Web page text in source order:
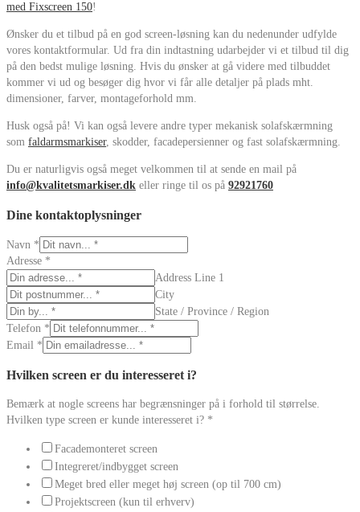
med Fixscreen 150!
Ønsker du et tilbud på en god screen-løsning kan du nedenunder udfylde
vores kontaktformular. Ud fra din indtastning udarbejder vi et tilbud til dig
på den bedst mulige løsning. Hvis du ønsker at gå videre med tilbuddet
kommer vi ud og besøger dig hvor vi får alle detaljer på plads mht.
dimensioner, farver, montageforhold mm.
Husk også på! Vi kan også levere andre typer mekanisk solafskærmning
som faldarmsmarkiser, skodder, facadepersienner og fast solafskærmning.
Du er naturligvis også meget velkommen til at sende en mail på
info@kvalitetsmarkiser.dk eller ringe til os på 92921760
Dine kontaktoplysninger
Navn *
Adresse *
Address Line 1
City
State / Province / Region
Telefon *
Email *
Hvilken screen er du interesseret i?
Bemærk at nogle screens har begrænsninger på i forhold til størrelse.
Hvilken type screen er kunde interesseret i? *
Facademonteret screen
Integreret/indbygget screen
Meget bred eller meget høj screen (op til 700 cm)
Projektscreen (kun til erhverv)